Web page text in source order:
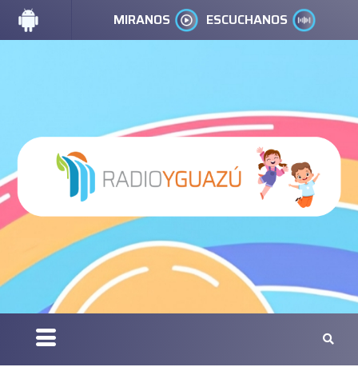
MIRANOS ESCUCHANOS